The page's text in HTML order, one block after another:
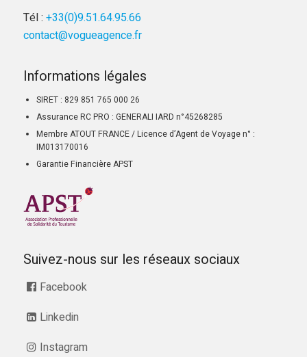
Tél : +33(0)9.51.64.95.66
contact@vogueagence.fr
Informations légales
SIRET : 829 851 765 000 26
Assurance RC PRO : GENERALI IARD n°45268285
Membre ATOUT FRANCE / Licence d’Agent de Voyage n° :
IM013170016
Garantie Financière APST
Suivez-nous sur les réseaux sociaux
Facebook
Linkedin
Instagram